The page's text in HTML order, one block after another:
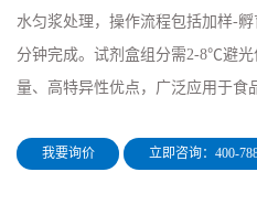
水匀浆处理，操作流程包括加样-
分钟完成。试剂盒组分需2-8℃避
量、高特异性优点，广泛应用于食
我要询价 立即咨询：400-